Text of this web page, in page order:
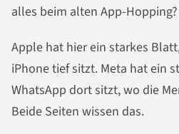
alles beim alten App-Hopping?
Apple hat hier ein starkes
iPhone tief sitzt. Meta hat ein
WhatsApp dort sitzt, wo die
Beide Seiten wissen das.